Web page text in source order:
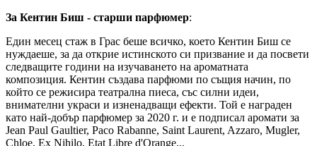
За Кентин Биш - старши парфюмер:
Един месец стаж в Грас беше всичко, което Кентин Биш се
нуждаеше, за да открие истинското си призвание и да посвети
следващите години на изучаването на ароматната
композиция. Кентин създава парфюми по същия начин, по
който се режисира театрална пиеса, със силни идеи,
внимателни украси и изненадващи ефекти. Той е награден
като най-добър парфюмер за 2020 г. и е подписал аромати за
Jean Paul Gaultier, Paco Rabanne, Saint Laurent, Azzaro, Mugler,
Chloe, Ex Nihilo, Etat Libre d'Orange...